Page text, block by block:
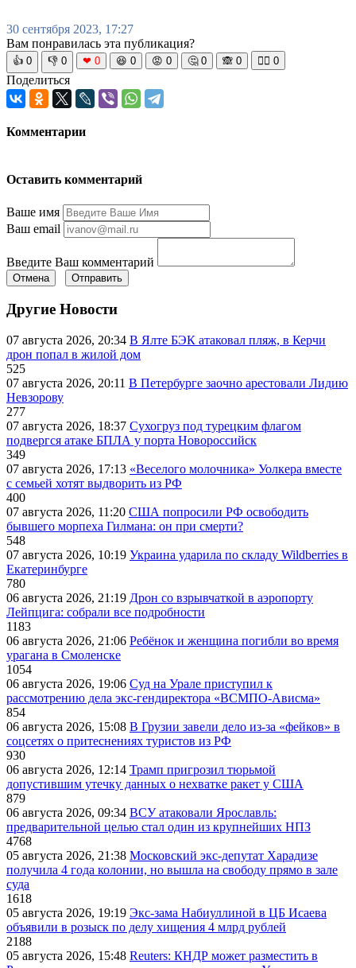
30 сентября 2023, 17:27
Вам понравилась эта публикация?
👍 0 👎 0 ❤ 0 😆 0 😡 0 🤔 0 🙈 0 🧘‍♀️ 0
Поделиться
Комментарии
Оставить комментарий
Ваше имя
Ваш email
Введите Ваш комментарий
Отмена Отправить
Другие Новости
07 августа 2026, 20:34 В Ялте БЭК атаковал пляж, в Керчи
дрон попал в жилой дом
525
07 августа 2026, 20:11 В Петербурге заочно арестовали Лидию
Невзорову
277
07 августа 2026, 18:37 Сухогруз под турецким флагом
подвергся атаке БПЛА у порта Новороссийск
349
07 августа 2026, 17:13 «Веселого молочника» Уолкера вместе
с семьей хотят выдворить из РФ
400
07 августа 2026, 11:20 США попросили РФ освободить
бывшего морпеха Гилмана: он при смерти?
548
07 августа 2026, 10:19 Украина ударила по складу Wildberries в
Екатеринбурге
780
06 августа 2026, 21:19 Дрон со взрывчаткой в аэропорту
Лейпцига: собрали все подробности
1183
06 августа 2026, 21:06 Ребёнок и женщина погибли во время
урагана в Смоленске
1054
06 августа 2026, 19:06 Суд на Урале приступил к
рассмотрению дела экс-гендиректора «ВСМПО-Ависма»
854
06 августа 2026, 15:08 В Грузии завели дело из-за «фейков» в
соцсетях о притеснениях туристов из РФ
930
06 августа 2026, 12:14 Трамп пригрозил тюрьмой
допустившим утечку данных о нехватке ракет у США
879
06 августа 2026, 09:34 ВСУ атаковали Ярославль:
предварительной целью стал один из крупнейших НПЗ
4768
05 августа 2026, 21:38 Московский экс-депутат Харадизе
получила 4 года колонии, но вышла на свободу прямо в зале
суда
1618
05 августа 2026, 19:19 Экс-зама Набиуллиной в ЦБ Исаева
объявили в розыск по делу хищения 4 млрд рублей
2188
05 августа 2026, 15:48 Reuters: КНДР может разместить в